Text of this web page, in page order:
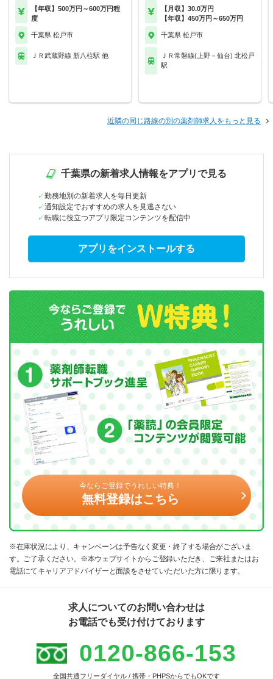
【年収】500万円～600万円程
度
千葉県 松戸市
ＪＲ武蔵野線 新八柱駅 他
【月収】30.0万円
【年収】450万円～650万円
千葉県 松戸市
ＪＲ常磐線(上野－仙台) 北松戸
駅
近隣の同じ路線の別の薬剤師求人をもっと見る
千葉県の新着求人情報をアプリで見る
勤務地別の新着求人を毎日更新
通知設定でおすすめの求人を見逃さない
転職に役立つアプリ限定コンテンツを配信中
アプリをインストールする
今ならご登録でうれしい特典！
無料登録はこちら
※在庫状況により、キャンペーンは予告なく変更・終了する場合がございま
す。ご了承ください。※本ウェブサイトからご登録いただき、ご来社またはお
電話にてキャリアアドバイザーと面談をさせていただいた方に限ります。
求人についてのお問い合わせは
お電話でも受け付けております
0120-866-153
全国共通フリーダイヤル / 携帯・PHPSからでもOKです